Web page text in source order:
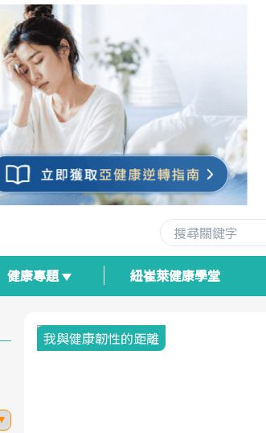
健康專題 紐崔萊健康學堂
我與健康韌性的距離